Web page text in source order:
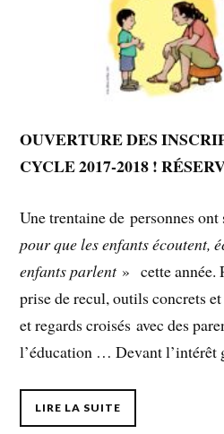
OUVERTURE DES
CYCLE 2017-2018 !
Une trentaine de personnes
pour que les enfants écoutent,
enfants parlent» cette année.
prise de recul, outils concrets
et regards croisés avec des
l’éducation … Devant l’intérêt
LIRE LA SUITE